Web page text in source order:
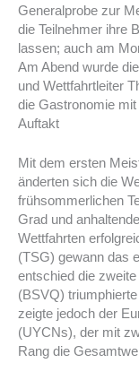
Generalprobe zur
die Teilnehmer ihre
lassen; auch am
Am Abend wurde
und Wettfahrtleiter
die Gastronomie
Auftakt
Mit dem ersten
änderten sich die
frühsommerlichen
Grad und
Wettfahrten
(TSG) gewann das
entschied die
(BSVQ)
zeigte jedoch der
(UYCNs), der mit
Rang die